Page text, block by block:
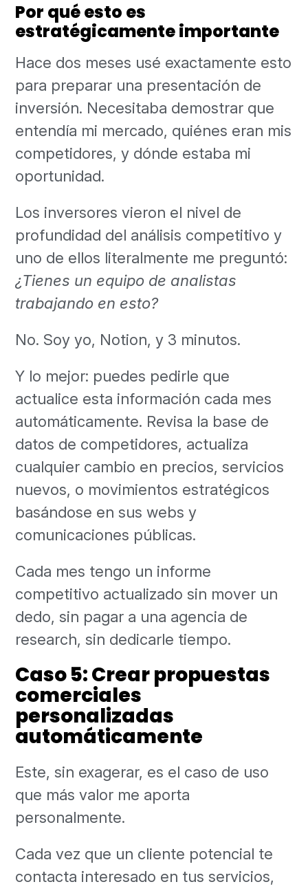
Por qué esto es
estratégicamente importante
Hace dos meses usé exactamente esto
para preparar una presentación de
inversión. Necesitaba demostrar que
entendía mi mercado, quiénes eran mis
competidores, y dónde estaba mi
oportunidad.
Los inversores vieron el nivel de
profundidad del análisis competitivo y
uno de ellos literalmente me preguntó:
¿Tienes un equipo de analistas
trabajando en esto?
No. Soy yo, Notion, y 3 minutos.
Y lo mejor: puedes pedirle que
actualice esta información cada mes
automáticamente. Revisa la base de
datos de competidores, actualiza
cualquier cambio en precios, servicios
nuevos, o movimientos estratégicos
basándose en sus webs y
comunicaciones públicas.
Cada mes tengo un informe
competitivo actualizado sin mover un
dedo, sin pagar a una agencia de
research, sin dedicarle tiempo.
Caso 5: Crear propuestas
comerciales
personalizadas
automáticamente
Este, sin exagerar, es el caso de uso
que más valor me aporta
personalmente.
Cada vez que un cliente potencial te
contacta interesado en tus servicios,